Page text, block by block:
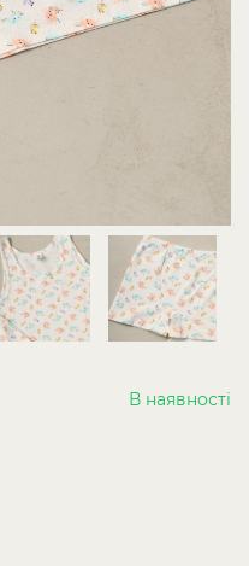
В наявності